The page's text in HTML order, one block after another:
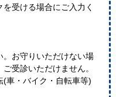
受ける場合にご入力く
。お守りいただけない場
受診いただけません。
(車・バイク・自転車等)